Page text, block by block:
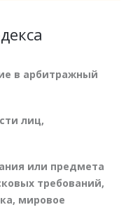
в арбитражный
лиц,
или предмета
требований,
мировое